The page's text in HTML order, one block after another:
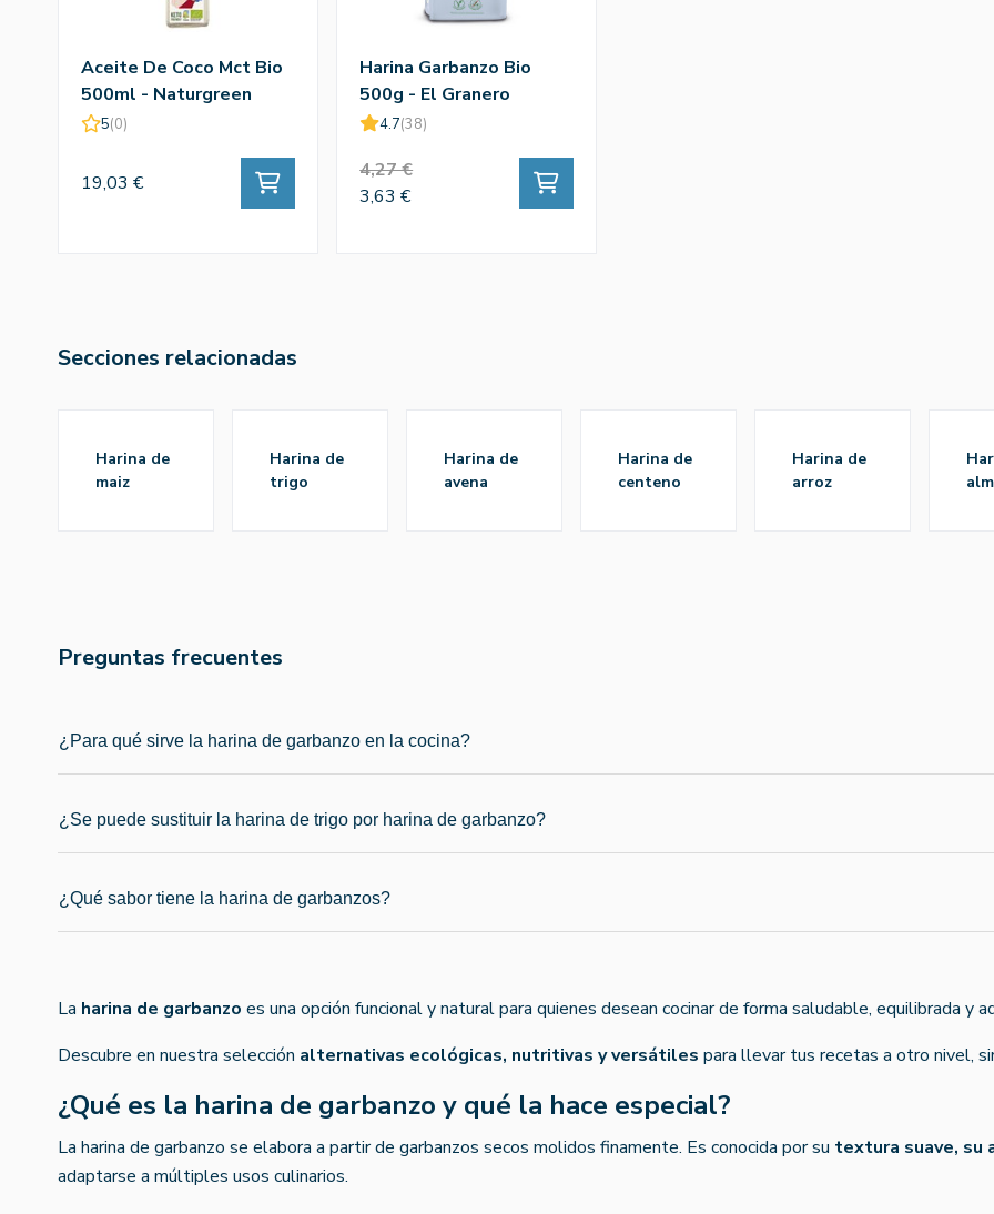
Aceite De Coco Mct Bio
500ml - Naturgreen
5(0)
19,03 €
Harina Garbanzo Bio
500g - El Granero
4.7(38)
4,27 €
3,63 €
Secciones relacionadas
harina de
maiz
harina de
trigo
harina de
avena
harina de
centeno
harina de
arroz
harina de
Preguntas frecuentes
¿Para qué sirve la harina de garbanzo en la cocina?
¿Se puede sustituir la harina de trigo por harina de garbanzo?
¿Qué sabor tiene la harina de garbanzos?
La harina de garbanzo es una opción funcional y natural para quienes desean cocinar de forma saludable, equilibrada y
Descubre en nuestra selección alternativas ecológicas, nutritivas y versátiles para llevar tus recetas a otro nivel,
¿Qué es la harina de garbanzo y qué la hace especial?
La harina de garbanzo se elabora a partir de garbanzos secos molidos finamente. Es conocida por su textura suave,
adaptarse a múltiples usos culinarios.